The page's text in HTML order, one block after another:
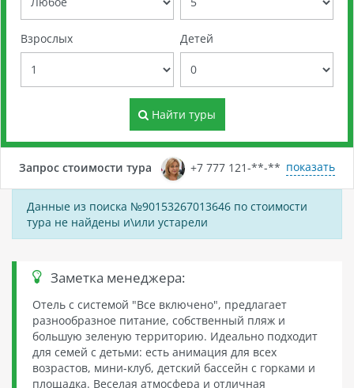
Взрослых Детей
Найти туры
Запрос стоимости тура +7 777 121-**-** показать
Данные из поиска №90153267013646 по стоимости
тура не найдены и\или устарели
Заметка менеджера:
Отель с системой "Все включено", предлагает
разнообразное питание, собственный пляж и
большую зеленую территорию. Идеально подходит
для семей с детьми: есть анимация для всех
возрастов, мини-клуб, детский бассейн с горками и
площадка. Веселая атмосфера и отличная